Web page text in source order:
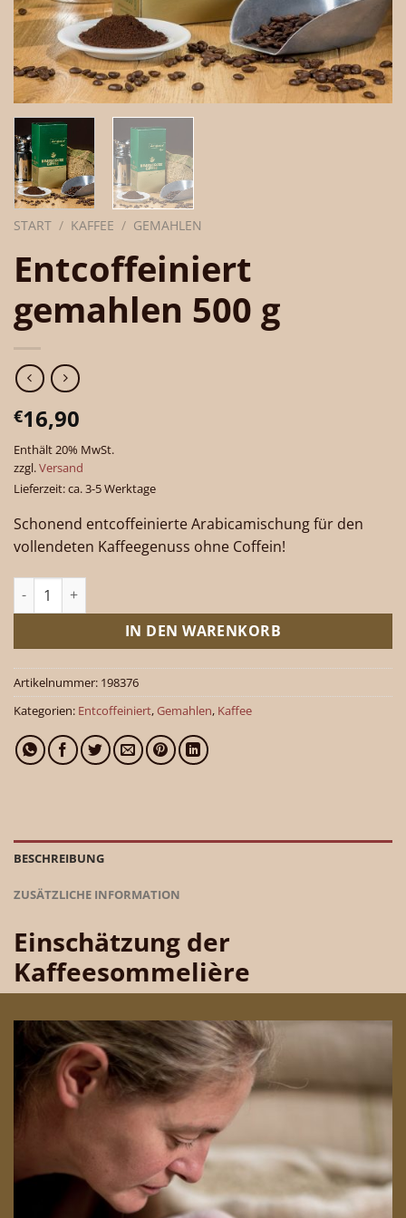
START / KAFFEE / GEMAHLEN
Entcoffeiniert
gemahlen 500 g
€16,90
Enthält 20% MwSt.
zzgl.Versand
Lieferzeit: ca. 3-5 Werktage
Schonend entcoffeinierte Arabicamischung für den
vollendeten Kaffeegenuss ohne Coffein!
Entcoffeiniert gemahlen 500 g Menge
IN DEN WARENKORB
Artikelnummer: 198376
Kategorien: Entcoffeiniert,Gemahlen, Kaffee
BESCHREIBUNG
ZUSÄTZLICHE INFORMATION
Einschätzung der
Kaffeesommelière